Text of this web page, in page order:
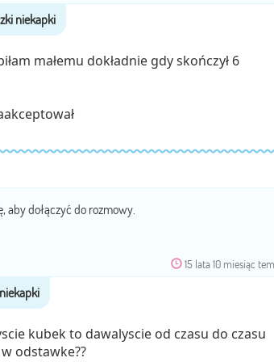
małemu dokładnie gdy skończył 6
aby dołączyć do rozmowy.
15 lata 10 miesiąc
kubek to dawalyscie od czasu do czasu
odstawke??